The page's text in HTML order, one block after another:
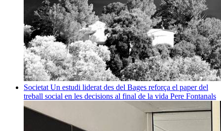
Societat Un estudi liderat des del Bages reforça el paper del
treball social en les decisions al final de la vida Pere Fontanals